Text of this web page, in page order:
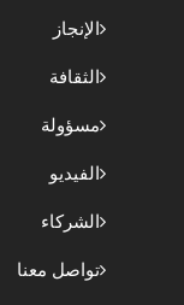
الإنجاز
الثقافة
مسؤولة
الفيديو
الشركاء
تواصل معنا